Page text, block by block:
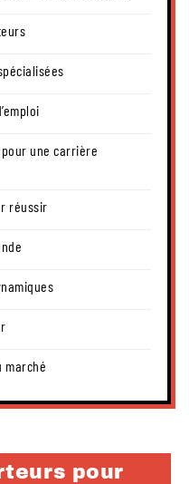
une carrière
réussir
marché
pour